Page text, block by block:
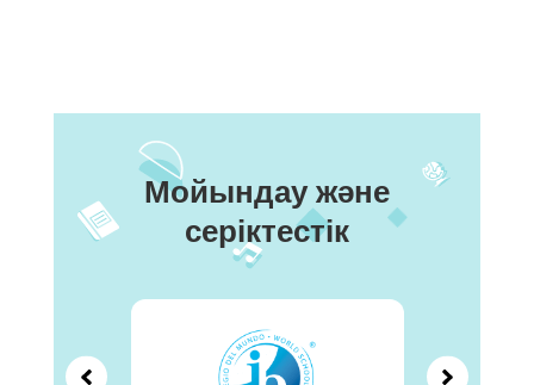
Мойындау және
серіктестік